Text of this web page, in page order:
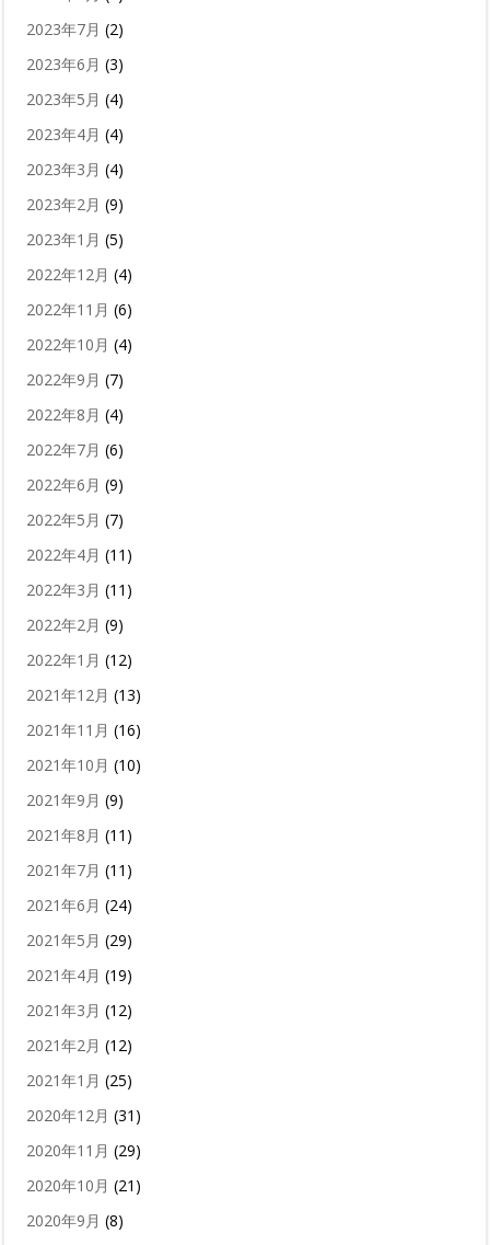
2023年7月 (2)
2023年6月 (3)
2023年5月 (4)
2023年4月 (4)
2023年3月 (4)
2023年2月 (9)
2023年1月 (5)
2022年12月 (4)
2022年11月 (6)
2022年10月 (4)
2022年9月 (7)
2022年8月 (4)
2022年7月 (6)
2022年6月 (9)
2022年5月 (7)
2022年4月 (11)
2022年3月 (11)
2022年2月 (9)
2022年1月 (12)
2021年12月 (13)
2021年11月 (16)
2021年10月 (10)
2021年9月 (9)
2021年8月 (11)
2021年7月 (11)
2021年6月 (24)
2021年5月 (29)
2021年4月 (19)
2021年3月 (12)
2021年2月 (12)
2021年1月 (25)
2020年12月 (31)
2020年11月 (29)
2020年10月 (21)
2020年9月 (8)